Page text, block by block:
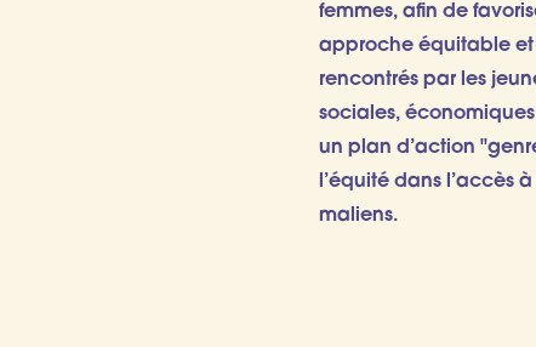
femmes, afin de
approche équitable
rencontrés par les
sociales,
un plan d’action
l’équité dans l’accès
maliens.